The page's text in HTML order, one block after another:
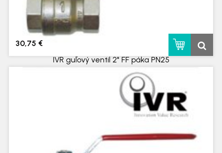
IVR guľový ventil 2" FF páka PN25
skladom
30,75 €